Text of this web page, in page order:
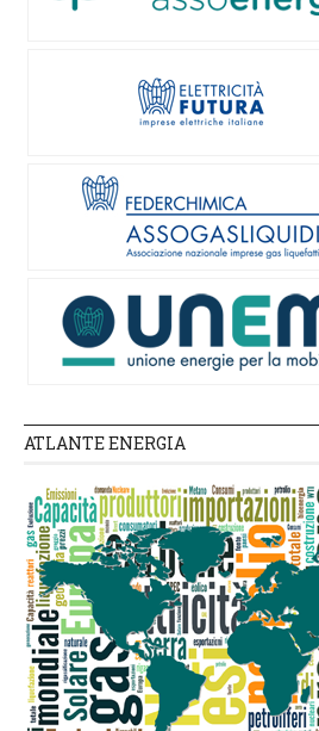
ATLANTE ENERGIA